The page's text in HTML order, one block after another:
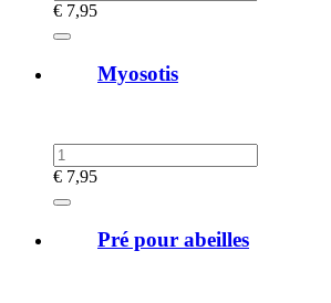
€ 7,95
Myosotis
€ 7,95
Pré pour abeilles